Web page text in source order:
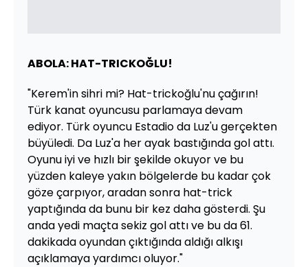
ABOLA: HAT-TRICKOĞLU!
"Kerem'in sihri mi? Hat-trickoğlu'nu çağırın!
Türk kanat oyuncusu parlamaya devam
ediyor. Türk oyuncu Estadio da Luz'u gerçekten
büyüledi. Da Luz'a her ayak bastığında gol attı.
Oyunu iyi ve hızlı bir şekilde okuyor ve bu
yüzden kaleye yakın bölgelerde bu kadar çok
göze çarpıyor, aradan sonra hat-trick
yaptığında da bunu bir kez daha gösterdi. Şu
anda yedi maçta sekiz gol attı ve bu da 61.
dakikada oyundan çıktığında aldığı alkışı
açıklamaya yardımcı oluyor."